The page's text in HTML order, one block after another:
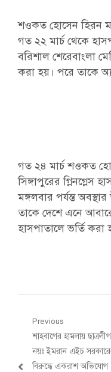
শওকত হোসেন হিরন
গত ২২ মার্চ থেকে
বরিশাল শেরেবাংলা
করা হয়। পরে তাকে
গত ২৪ মার্চ শওকত
সিঙ্গাপুরের গ্লিনগ্লেস
মঙ্গলবার পর্যন্ত
তাকে দেশে এনে
হাসপাতালে ভর্তি করা
Post
navigation
Previous
Previous
post:
শাহবাগের হামলায়
নয়ঃ ইমরান এইচ
বিরুদ্ধে একরাশ অভিযোগ